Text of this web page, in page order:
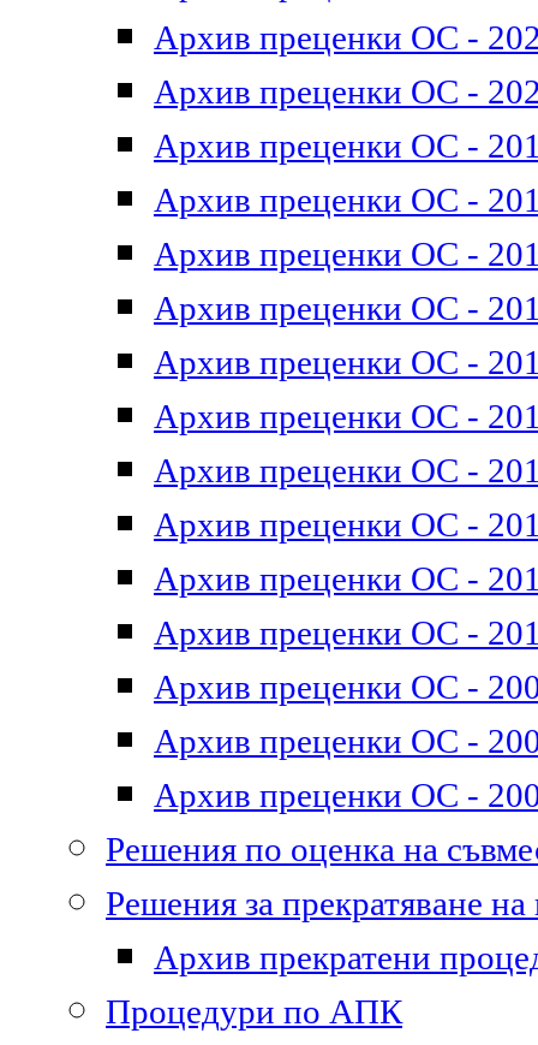
Архив преценки ОС -
Архив преценки ОС -
Архив преценки ОС -
Архив преценки ОС -
Архив преценки ОС -
Архив преценки ОС -
Архив преценки ОС -
Архив преценки ОС -
Архив преценки ОС -
Архив преценки ОС -
Архив преценки ОС -
Архив преценки ОС -
Архив преценки ОС -
Архив преценки ОС -
Архив преценки ОС -
Решения по оценка на
Решения за прекратяване
Архив прекратени
Процедури по АПК